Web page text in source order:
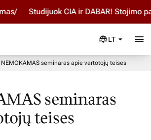
Studijuok ČIA ir DABAR! Stojimo
LT
NEMOKAMAS seminaras apie vartotojų teises
seminaras
teises